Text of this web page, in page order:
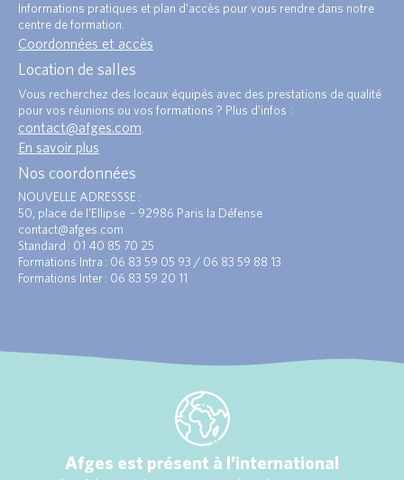
Informations pratiques et plan d’accès pour vous rendre dans notre
centre de formation.
Coordonnées et accès
Location de salles
Vous recherchez des locaux équipés avec des prestations de qualité
pour vos réunions ou vos formations ? Plus d’infos :
contact@afges.com
En savoir plus
Nos coordonnées
NOUVELLE ADRESSSE :
50, place de l’Ellipse – 92986 Paris la Défense
contact@afges.com
Standard : 01 40 85 70 25
Formations Intra : 06 83 59 05 93 / 06 83 59 88 13
Formations Inter : 06 83 59 20 11
Afges est présent à l’international